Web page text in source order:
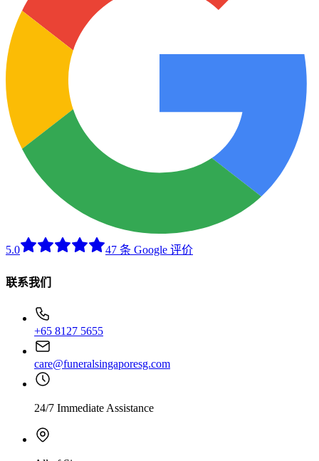
5.0 47 条 Google 评价
联系我们
+65 8127 5655
care@funeralsingaporesg.com
24/7 Immediate Assistance